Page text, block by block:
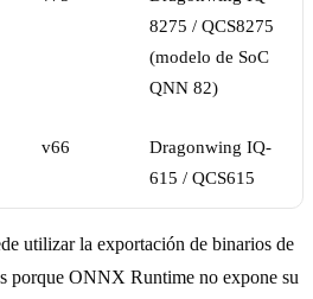
8275 / QCS8275
(modelo de SoC
QNN 82)
v66
Dragonwing IQ-
615 / QCS615
utilizar la exportación de binarios de
porque ONNX Runtime no expone su